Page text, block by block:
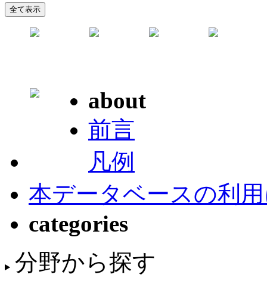
about
前言
凡例
本データベースの利
categories
分野から探す